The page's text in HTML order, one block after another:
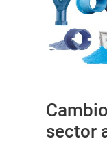
sector